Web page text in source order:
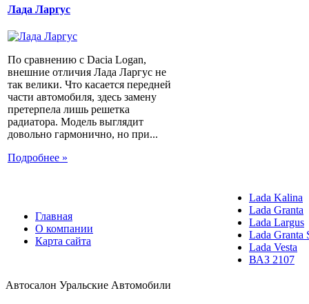
Лада Ларгус
По сравнению с Dacia Logan,
внешние отличия Лада Ларгус не
так велики. Что касается передней
части автомобиля, здесь замену
претерпела лишь решетка
радиатора. Модель выглядит
довольно гармонично, но при...
Подробнее »
Главная
О компании
Карта сайта
Lada Kalina
Lada Granta
Lada Largus
Lada Granta
Lada Vesta
ВАЗ 2107
Автосалон Уральские Автомобили